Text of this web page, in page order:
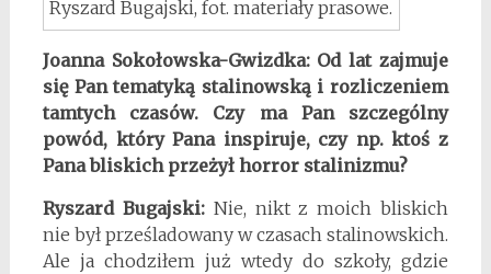
Ryszard Bugajski, fot. materiały prasowe.
Joanna Sokołowska-Gwizdka: Od lat zajmuje
się Pan tematyką stalinowską i rozliczeniem
tamtych czasów. Czy ma Pan szczególny
powód, który Pana inspiruje, czy np. ktoś z
Pana bliskich przeżył horror stalinizmu?
Ryszard Bugajski: Nie, nikt z moich bliskich
nie był prześladowany w czasach stalinowskich.
Ale ja chodziłem już wtedy do szkoły, gdzie